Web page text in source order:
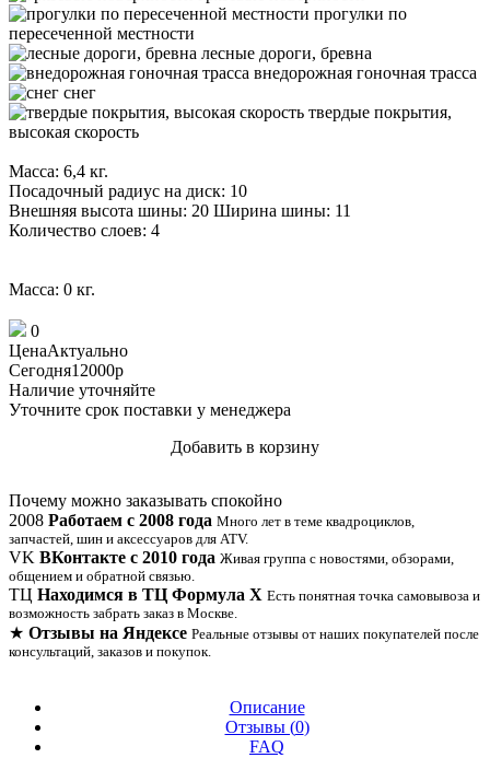
прогулки по
пересеченной местности
лесные дороги, бревна
внедорожная гоночная трасса
снег
твердые покрытия,
высокая скорость
Масса: 6,4 кг.
Посадочный радиус на диск: 10
Внешняя высота шины: 20 Ширина шины: 11
Количество слоев: 4
Масса: 0 кг.
0
ЦенаАктуально
Сегодня12000p
Наличие уточняйте
Уточните срок поставки у менеджера
Добавить в корзину
Почему можно заказывать спокойно
2008 Работаем с 2008 года Много лет в теме квадроциклов,
запчастей, шин и аксессуаров для ATV.
VK ВКонтакте с 2010 года Живая группа с новостями, обзорами,
общением и обратной связью.
ТЦ Находимся в ТЦ Формула Х Есть понятная точка самовывоза и
возможность забрать заказ в Москве.
★ Отзывы на Яндексе Реальные отзывы от наших покупателей после
консультаций, заказов и покупок.
Описание
Отзывы (0)
FAQ